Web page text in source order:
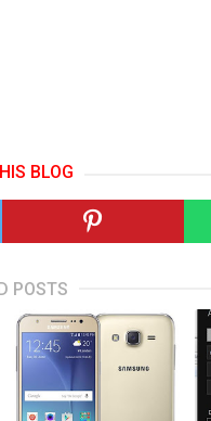
BLOG
POSTS